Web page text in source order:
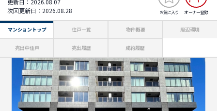
お気に入り オーナー登録
更新日：2026.08.07
次回更新日：2026.08.28
マンショントップ 住戸一覧 物件概要 周辺環境
売出中住戸 売出履歴 成約履歴